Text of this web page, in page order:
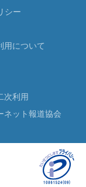
シー
用について
次利用
ネット報道協会